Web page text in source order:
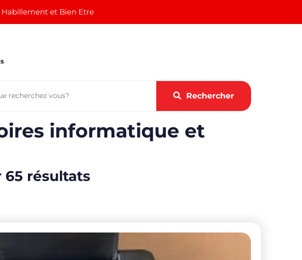
Habillement et Bien Etre
Rechercher
informatique et
65 résultats